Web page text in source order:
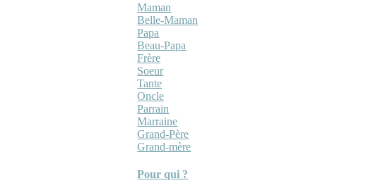
Maman
Belle-Maman
Papa
Beau-Papa
Frère
Soeur
Tante
Oncle
Parrain
Marraine
Grand-Père
Grand-mère
Pour qui ?